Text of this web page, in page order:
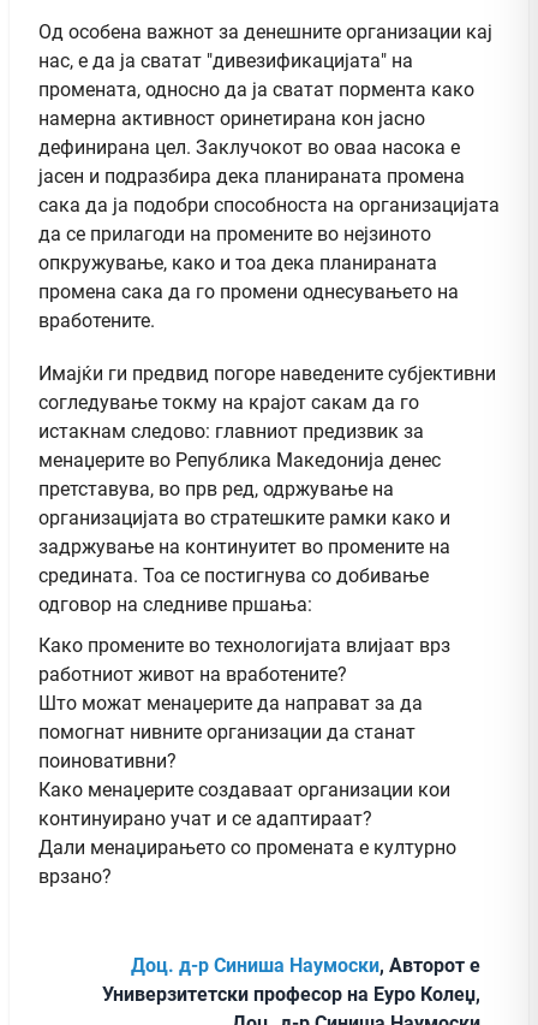
Од особена важнот за денешните организации кај
нас, е да ја сватат "дивезификацијата" на
промената, односно да ја сватат пормента како
намерна активност оринетирана кон јасно
дефинирана цел. Заклучокот во оваа насока е
јасен и подразбира дека планираната промена
сака да ја подобри способноста на организацијата
да се прилагоди на промените во нејзиното
опкружување, како и тоа дека планираната
промена сака да го промени однесувањето на
вработените.
Имајќи ги предвид погоре наведените субјективни
согледување токму на крајот сакам да го
истакнам следово: главниот предизвик за
менаџерите во Република Македонија денес
претставува, во прв ред, одржување на
организацијата во стратешките рамки како и
задржување на континуитет во промените на
средината. Тоа се постигнува со добивање
одговор на следниве пршања:
Како промените во технологијата влијаат врз
работниот живот на вработените?
Што можат менаџерите да направат за да
помогнат нивните организации да станат
поиновативни?
Како менаџерите создаваат организации кои
континуирано учат и се адаптираат?
Дали менаџирањето со промената е културно
врзано?
Доц. д-р Синиша Наумоски, Авторот е
Универзитетски професор на Еуро Колеџ,